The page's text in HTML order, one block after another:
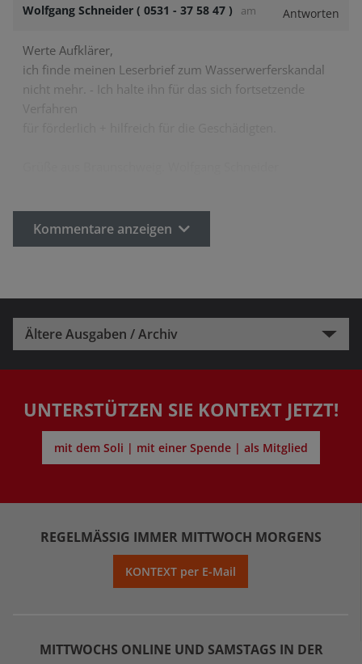
Wolfgang Schneider ( 0531 - 37 58 47 ) am Antworten
Werte Aufklärer,
ich finde meinen Leserbrief zum Wasserwerferskandal
nicht mehr. - Ich halte ihn für das sich fortsetzende
Kommentare anzeigen
Ältere Ausgaben / Archiv
UNTERSTÜTZEN SIE KONTEXT JETZT!
mit dem Soli | mit einer Spende | als Mitglied
REGELMÄSSIG IMMER MITTWOCH MORGENS
KONTEXT per E-Mail
MITTWOCHS ONLINE UND SAMSTAGS IN DER